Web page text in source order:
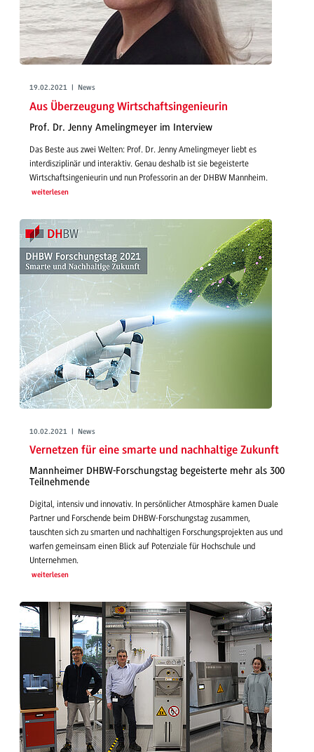
19.02.2021 | News
Aus Überzeugung Wirtschaftsingenieurin
Prof. Dr. Jenny Amelingmeyer im Interview
Das Beste aus zwei Welten: Prof. Dr. Jenny Amelingmeyer liebt es
interdisziplinär und interaktiv. Genau deshalb ist sie begeisterte
Wirtschaftsingenieurin und nun Professorin an der DHBW Mannheim.
weiterlesen
10.02.2021 | News
Vernetzen für eine smarte und nachhaltige Zukunft
Mannheimer DHBW-Forschungstag begeisterte mehr als 300
Teilnehmende
Digital, intensiv und innovativ. In persönlicher Atmosphäre kamen Duale
Partner und Forschende beim DHBW-Forschungstag zusammen,
tauschten sich zu smarten und nachhaltigen Forschungsprojekten aus und
warfen gemeinsam einen Blick auf Potenziale für Hochschule und
Unternehmen.
weiterlesen